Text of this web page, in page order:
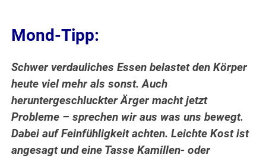
Mond-Tipp:
Schwer verdauliches Essen belastet den Körper
heute viel mehr als sonst. Auch
heruntergeschluckter Ärger macht jetzt
Probleme – sprechen wir aus was uns bewegt.
Dabei auf Feinfühligkeit achten. Leichte Kost ist
angesagt und eine Tasse Kamillen- oder